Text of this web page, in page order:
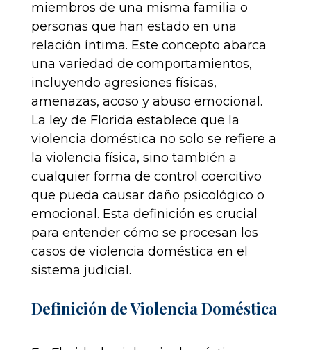
miembros de una misma familia o
personas que han estado en una
relación íntima. Este concepto abarca
una variedad de comportamientos,
incluyendo agresiones físicas,
amenazas, acoso y abuso emocional.
La ley de Florida establece que la
violencia doméstica no solo se refiere a
la violencia física, sino también a
cualquier forma de control coercitivo
que pueda causar daño psicológico o
emocional. Esta definición es crucial
para entender cómo se procesan los
casos de violencia doméstica en el
sistema judicial.
Definición de Violencia Doméstica